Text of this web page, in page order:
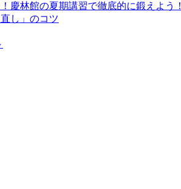
慶林館の夏期講習で徹底的に鍛えよう！
し」のコツ